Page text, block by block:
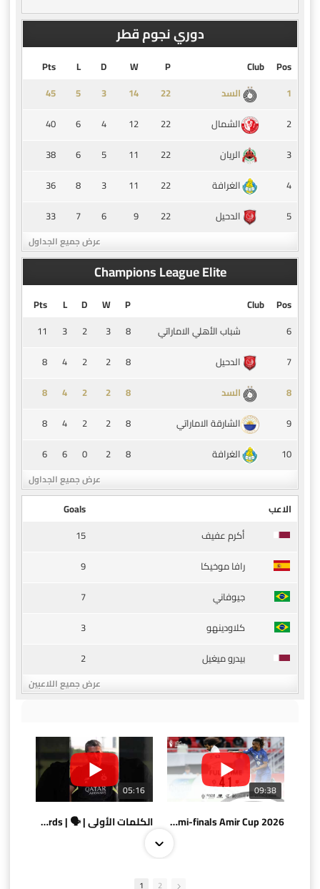
دوري نجوم قطر
Pos
Club
P
W
D
L
Pts
1
السد ‏22
14
3
5
45
2
الشمال 22
12
4
6
40
3
الريان 22
11
5
6
38
4
الغرافة 22
11
3
8
36
5
الدحيل 22
9
6
7
33
عرض جميع الجداول
Champions League Elite
Pos
Club
P
W
D
L
Pts
6
شباب الأهلي الاماراتي 8
3
2
3
11
7
الدحيل 8
2
2
4
8
8
السد 8
2
2
4
8
9
الشارقة الاماراتي 8
2
2
4
8
10
الغرافة 8
2
0
6
6
عرض جميع الجداول
الاعب
Goals
أكرم عفيف
15
رافا موخيكا
9
جيوفاني
7
كلاودينهو
3
بيدرو ميغيل
2
عرض جميع اللاعبين
05:16
الكلمات الأولى | 🗣 | First words
09:38
AlSadd 4/1 AlDuhail - Semi-finals Amir Cup 2026 #السد/ الدحيل
1 2